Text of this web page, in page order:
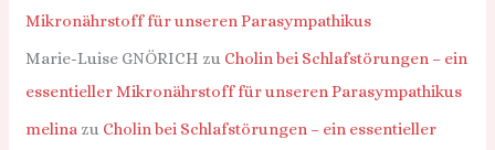
Mikronährstoff für unseren Parasympathikus
Marie-Luise GNÖRICH zu Cholin bei Schlafstörungen – ein
essentieller Mikronährstoff für unseren Parasympathikus
melina zu Cholin bei Schlafstörungen – ein essentieller